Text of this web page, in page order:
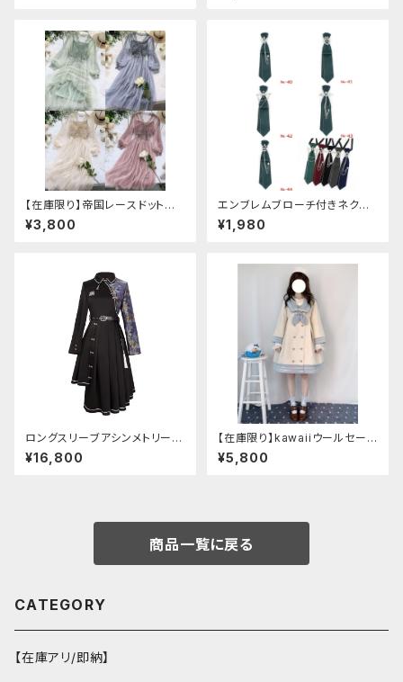
【在庫限り】帝国レースドットワ
ンピース
¥3,800
エンブレムブローチ付きネクタ
イ(グリーン)
¥1,980
ロングスリーブアシンメトリーチ
ャイナドレス
¥16,800
【在庫限り】kawaiiウールセーラ
ージャケット(胸元リボン付き) M
サイズ
¥5,800
商品一覧に戻る
CATEGORY
【在庫アリ/即納】